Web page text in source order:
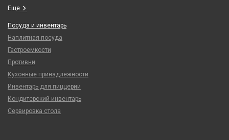
Еще
Посуда и инвентарь
Наплитная посуда
Гастроемкости
Противни
Кухонные принадлежности
Инвентарь для пиццерии
Кондитерский инвентарь
Сервировка стола